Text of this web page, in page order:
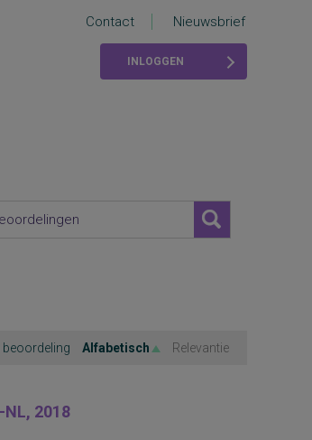
Contact Nieuwsbrief
INLOGGEN
beoordeling Alfabetisch Relevantie
NL, 2018